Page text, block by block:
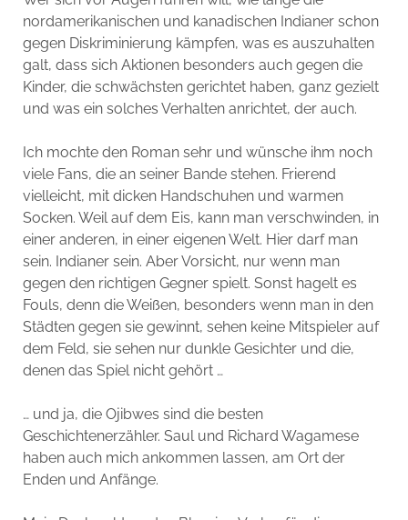
nordamerikanischen und kanadischen Indianer schon
gegen Diskriminierung kämpfen, was es auszuhalten
galt, dass sich Aktionen besonders auch gegen die
Kinder, die schwächsten gerichtet haben, ganz gezielt
und was ein solches Verhalten anrichtet, der auch.
Ich mochte den Roman sehr und wünsche ihm noch
viele Fans, die an seiner Bande stehen. Frierend
vielleicht, mit dicken Handschuhen und warmen
Socken. Weil auf dem Eis, kann man verschwinden, in
einer anderen, in einer eigenen Welt. Hier darf man
sein. Indianer sein. Aber Vorsicht, nur wenn man
gegen den richtigen Gegner spielt. Sonst hagelt es
Fouls, denn die Weißen, besonders wenn man in den
Städten gegen sie gewinnt, sehen keine Mitspieler auf
dem Feld, sie sehen nur dunkle Gesichter und die,
denen das Spiel nicht gehört …
… und ja, die Ojibwes sind die besten
Geschichtenerzähler. Saul und Richard Wagamese
haben auch mich ankommen lassen, am Ort der
Enden und Anfänge.